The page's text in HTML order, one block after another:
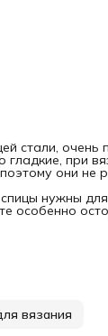
стали,
при
они
нужны
особенно
вязания